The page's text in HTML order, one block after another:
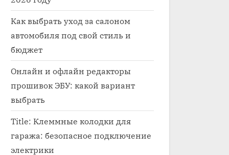
Как выбрать уход за салоном
автомобиля под свой стиль и
бюджет
Онлайн и офлайн редакторы
прошивок ЭБУ: какой вариант
выбрать
Title: Клеммные колодки для
гаража: безопасное подключение
электрики